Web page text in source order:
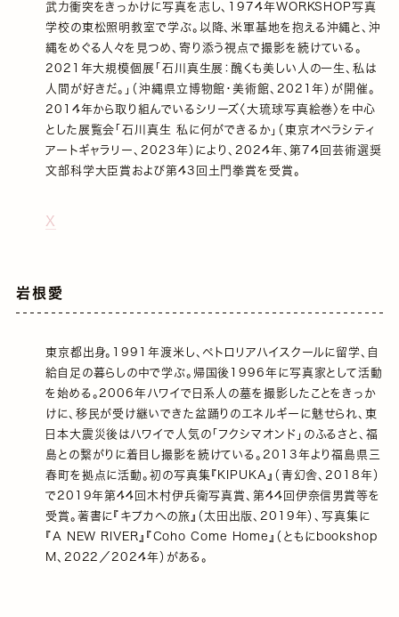
武力衝突をきっかけに写真を志し、1974年WORKSHOP写真
学校の東松照明教室で学ぶ。以降、米軍基地を抱える沖縄と、沖
縄をめぐる人々を見つめ、寄り添う視点で撮影を続けている。
2021年大規模個展「石川真生展：醜くも美しい人の一生、私は
人間が好きだ。」（沖縄県立博物館・美術館、2021年）が開催。
2014年から取り組んでいるシリーズ〈大琉球写真絵巻〉を中心
とした展覧会「石川真生 私に何ができるか」（東京オペラシティ
アートギャラリー、2023年）により、2024年、第74回芸術選奨
文部科学大臣賞および第43回土門拳賞を受賞。
X
岩根愛
東京都出身。1991年渡米し、ペトロリアハイスクールに留学、自
給自足の暮らしの中で学ぶ。帰国後1996年に写真家として活動
を始める。2006年ハワイで日系人の墓を撮影したことをきっか
けに、移民が受け継いできた盆踊りのエネルギーに魅せられ、東
日本大震災後はハワイで人気の「フクシマオンド」のふるさと、福
島との繋がりに着目し撮影を続けている。2013年より福島県三
春町を拠点に活動。初の写真集『KIPUKA』（青幻舎、2018年）
で2019年第44回木村伊兵衛写真賞、第44回伊奈信男賞等を
受賞。著書に『キプカへの旅』（太田出版、2019年）、写真集に
『A NEW RIVER』『Coho Come Home』（ともにbookshop
M、2022／2024年）がある。